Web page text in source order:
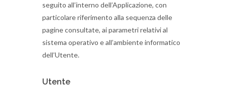
seguito all’interno dell’Applicazione, con
particolare riferimento alla sequenza delle
pagine consultate, ai parametri relativi al
sistema operativo e all’ambiente informatico
dell’Utente.
Utente